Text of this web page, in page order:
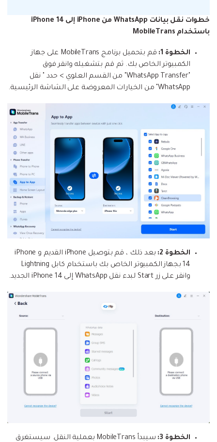
خطوات نقل بيانات WhatsApp من iPhone إلى iPhone 14
باستخدام MobileTrans
الخطوة 1:
قم بتحميل برنامج MobileTrans على جهاز
الكمبيوتر الخاص بك. ثم قم بتشغيله وانقر فوق
"WhatsApp Transfer" من القسم العلوي > حدد " نقل
WhatsApp" من الخيارات المعروضة على الشاشة الرئيسية.
الخطوة 2:
بعد ذلك ، قم بتوصيل iPhone القديم و iPhone
14 بجهاز الكمبيوتر الخاص بك باستخدام كابل Lightning
وانقر على زر Start لبدء نقل WhatsApp إلى iPhone 14 الجديد.
الخطوة 3: سيبدأ MobileTrans بعملية النقل. سيستغرق